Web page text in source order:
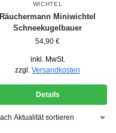
WICHTEL
Räuchermann Miniwichtel
Schneekugelbauer
54,90 €
inkl. MwSt.
zzgl. Versandkosten
Details